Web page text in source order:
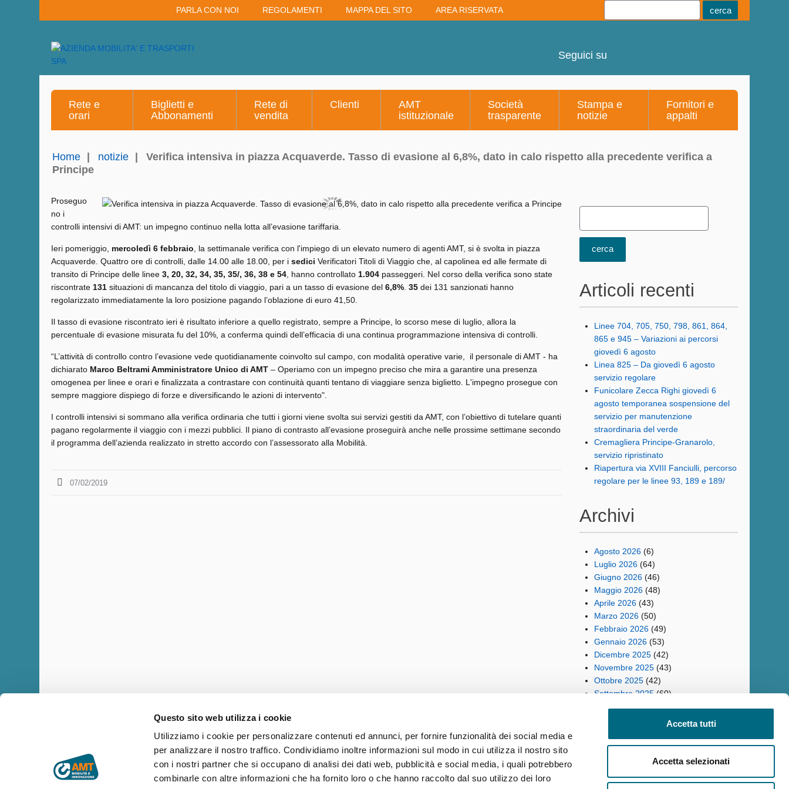
Questo sito web utilizza i cookie
Utilizziamo i cookie per personalizzare contenuti ed annunci, per fornire funzionalità dei social media e
per analizzare il nostro traffico. Condividiamo inoltre informazioni sul modo in cui utilizza il nostro sito
con i nostri partner che si occupano di analisi dei dati web, pubblicità e social media, i quali potrebbero
combinarle con altre informazioni che ha fornito loro o che hanno raccolto dal suo utilizzo dei loro
Accetta tutti
Accetta selezionati
PARLA CON NOI REGOLAMENTI MAPPA DEL SITO AREA RISERVATA
Seguici su
Rete e
orari
Biglietti e
Abbonamenti
Rete di
vendita
Clienti
AMT
istituzionale
Società
trasparente
Stampa e
notizie
Fornitori e
appalti
Home notizie
Verifica intensiva in piazza Acquaverde. Tasso di evasione al 6,8%, dato in calo rispetto alla precedente verifica a
Principe
Proseguo
no i
controlli intensivi di AMT: un impegno continuo nella lotta all’evasione tariffaria.
Ieri pomeriggio, mercoledì 6 febbraio , la settimanale verifica con l'impiego di un elevato numero di agenti AMT, si è svolta in piazza
Acquaverde. Quattro ore di controlli, dalle 14.00 alle 18.00, per i sedici Verificatori Titoli di Viaggio che, al capolinea ed alle fermate di
transito di Principe delle linee 3, 20, 32, 34, 35, 35/, 36, 38 e 54 , hanno controllato 1.904 passeggeri. Nel corso della verifica sono state
riscontrate 131 situazioni di mancanza del titolo di viaggio, pari a un tasso di evasione del 6,8% 35 dei 131 sanzionati hanno
regolarizzato immediatamente la loro posizione pagando l’oblazione di euro 41,50.
Il tasso di evasione riscontrato ieri è risultato inferiore a quello registrato, sempre a Principe, lo scorso mese di luglio, allora la
percentuale di evasione misurata fu del 10%, a conferma quindi dell’efficacia di una continua programmazione intensiva di controlli.
“L’attività di controllo contro l’evasione vede quotidianamente coinvolto sul campo, con modalità operative varie, il personale di AMT - ha
dichiarato Marco Beltrami Amministratore Unico di AMT – Operiamo con un impegno preciso che mira a garantire una presenza
omogenea per linee e orari e finalizzata a contrastare con continuità quanti tentano di viaggiare senza biglietto. L'impegno prosegue con
sempre maggiore dispiego di forze e diversificando le azioni di intervento".
I controlli intensivi si sommano alla verifica ordinaria che tutti i giorni viene svolta sui servizi gestiti da AMT, con l’obiettivo di tutelare quanti
pagano regolarmente il viaggio con i mezzi pubblici. Il piano di contrasto all’evasione proseguirà anche nelle prossime settimane secondo
il programma dell’azienda realizzato in stretto accordo con l’assessorato alla Mobilità.
07/02/2019
Articoli recenti
Linee 704, 705, 750, 798, 861, 864,
865 e 945 – Variazioni ai percorsi
giovedì 6 agosto
Linea 825 – Da giovedì 6 agosto
servizio regolare
Funicolare Zecca Righi giovedì 6
agosto temporanea sospensione del
servizio per manutenzione
straordinaria del verde
Cremagliera Principe-Granarolo,
servizio ripristinato
Riapertura via XVIII Fanciulli, percorso
regolare per le linee 93, 189 e 189/
Archivi
Agosto 2026 (6)
Luglio 2026 (64)
Giugno 2026 (46)
Maggio 2026 (48)
Aprile 2026 (43)
Marzo 2026 (50)
Febbraio 2026 (49)
Gennaio 2026 (53)
Dicembre 2025 (42)
Novembre 2025 (43)
Ottobre 2025 (42)
Settembre 2025 (60)
Copyright © AMT Azienda Mobilità e Trasporti S.p.A.
Sede legale: via Montaldo 2, 16137 Genova
Codice fiscale, P.IVA e n° iscrizione Registro Imprese di Genova 037 839 30 104
Photo credits Accessibilità Reclami